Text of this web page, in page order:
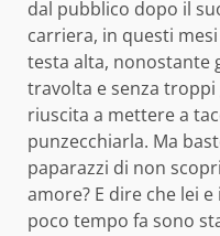
dal pubblico dopo il
carriera, in questi
testa alta, nonostante
travolta e senza
riuscita a mettere a
punzecchiarla. Ma
paparazzi di non
amore? E dire che lei
poco tempo fa sono